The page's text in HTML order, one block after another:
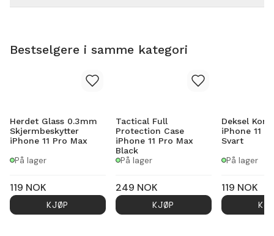
Bestselgere i samme kategori
Herdet Glass 0.3mm
Skjermbeskytter
iPhone 11 Pro Max
På lager
119 NOK
KJØP
Tactical Full
Protection Case
iPhone 11 Pro Max
Black
På lager
249 NOK
KJØP
Deksel
iPhone 11
Svart
På lager
119 NOK